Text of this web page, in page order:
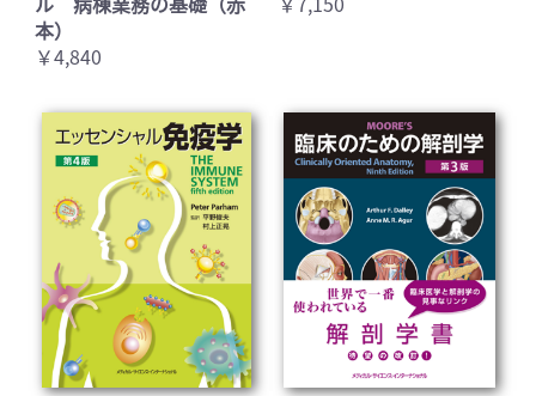
本）
￥4,840